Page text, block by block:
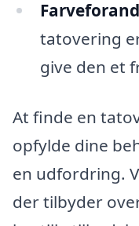
tatovering
give den et
At finde en
opfylde dine
en udfordring.
der tilbyder